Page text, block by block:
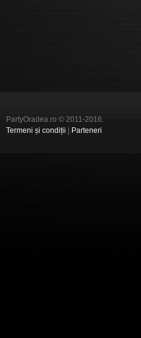
PartyOradea.ro © 2011-2016.
Termeni și condiții
Parteneri